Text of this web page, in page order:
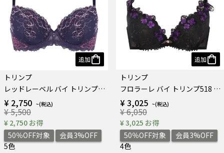
追加
トリンプ
レッドレーベル バイ トリンプ0115 ブラジャー
¥ 2,750
¥ 5,500
¥ 2,750 お得
50％OFF対象
会員3%OFF
5色
追加
トリンプ
フロラーレ バイ トリンプ518 ブラジャー
¥ 3,025
¥ 6,050
¥ 3,025 お得
50％OFF対象
会員3%OFF
4色